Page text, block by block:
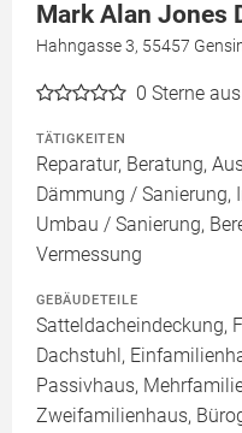
Mark Alan Jones
Hahngasse 3, 55457
0 Sterne
TÄTIGKEITEN
Reparatur, Beratung,
Dämmung / Sanierung,
Umbau / Sanierung,
Vermessung
GEBÄUDETEILE
Satteldacheindeckung,
Dachstuhl,
Passivhaus,
Zweifamilienhaus,